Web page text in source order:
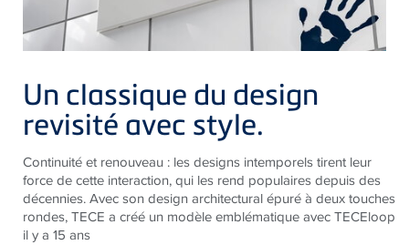
Un classique du design
revisité avec style.
Continuité et renouveau : les designs intemporels tirent leur
force de cette interaction, qui les rend populaires depuis des
décennies. Avec son design architectural épuré à deux touches
rondes, TECE a créé un modèle emblématique avec TECEloop
il y a 15 ans